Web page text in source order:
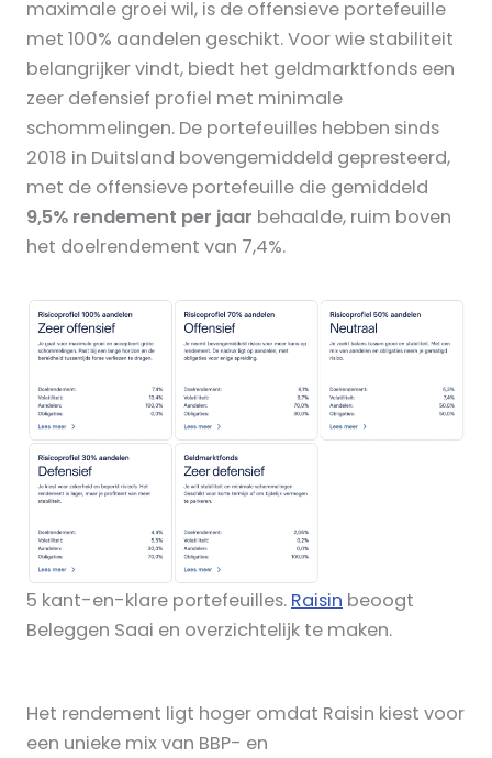
maximale groei wil, is de offensieve portefeuille
met 100% aandelen geschikt. Voor wie stabiliteit
belangrijker vindt, biedt het geldmarktfonds een
zeer defensief profiel met minimale
schommelingen. De portefeuilles hebben sinds
2018 in Duitsland bovengemiddeld gepresteerd,
met de offensieve portefeuille die gemiddeld
9,5% rendement per jaar behaalde, ruim boven
het doelrendement van 7,4%.
5 kant-en-klare portefeuilles. Raisin beoogt
Beleggen Saai en overzichtelijk te maken.
Het rendement ligt hoger omdat Raisin kiest voor
een unieke mix van BBP- en